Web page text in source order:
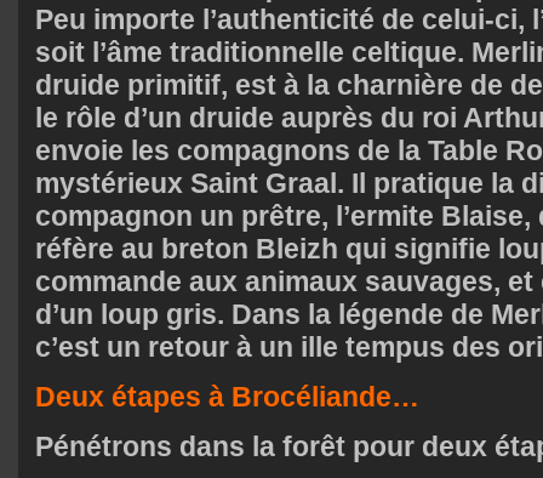
Peu importe l’authenticité de celui-ci,
soit l’âme traditionnelle celtique.
druide primitif, est à la charnière de
le rôle d’un druide auprès du roi
envoie les compagnons de la Table
mystérieux Saint Graal. Il pratique la
compagnon un prêtre, l’ermite Blaise,
réfère au breton Bleizh qui signifie
commande aux animaux sauvages,
d’un loup gris. Dans la légende de
c’est un retour à un ille tempus des
Deux étapes à Brocéliande…
Pénétrons dans la forêt pour deux